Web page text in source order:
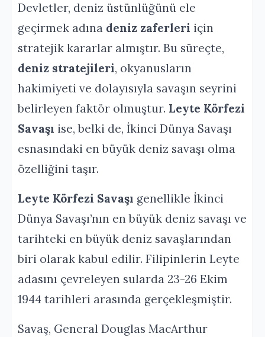
Devletler, deniz üstünlüğünü ele
geçirmek adına deniz zaferleri için
stratejik kararlar almıştır. Bu süreçte,
deniz stratejileri, okyanusların
hakimiyeti ve dolayısıyla savaşın seyrini
belirleyen faktör olmuştur. Leyte Körfezi
Savaşı ise, belki de, İkinci Dünya Savaşı
esnasındaki en büyük deniz savaşı olma
özelliğini taşır.
Leyte Körfezi Savaşı genellikle İkinci
Dünya Savaşı’nın en büyük deniz savaşı ve
tarihteki en büyük deniz savaşlarından
biri olarak kabul edilir. Filipinlerin Leyte
adasını çevreleyen sularda 23-26 Ekim
1944 tarihleri arasında gerçekleşmiştir.
Savaş, General Douglas MacArthur